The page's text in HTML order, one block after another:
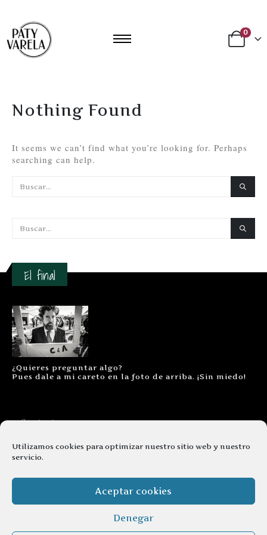
Utilizamos cookies para optimizar nuestro sitio web y nuestro
servicio.
Aceptar cookies
Denegar
0
Nothing Found
It seems we can’t find what you’re looking for. Perhaps
searching can help.
El final
¿Quieres preguntar algo?
Pues dale a mi careto en la foto de arriba. ¡Sin miedo!
Contacto
Aviso legal